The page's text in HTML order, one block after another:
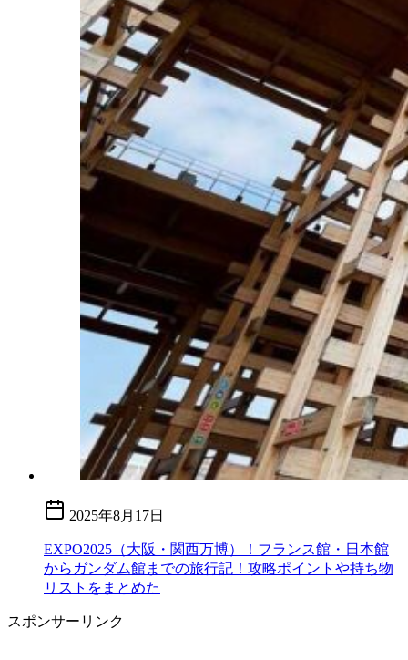
2025年8月17日
EXPO2025（大阪・関西万博）！フランス館・日本館
からガンダム館までの旅行記！攻略ポイントや持ち物
リストをまとめた
スポンサーリンク